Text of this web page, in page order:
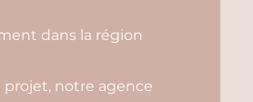
dans la région
projet, notre agence